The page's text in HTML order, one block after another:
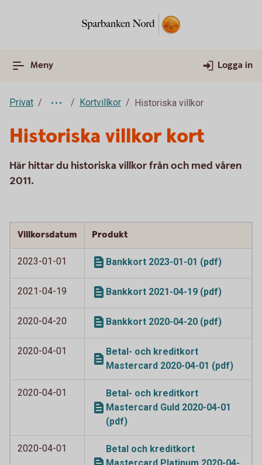
Meny Logga in
Privat Kortvillkor Historiska villkor
Historiska villkor kort
Här hittar du historiska villkor från och med våren
2011.
Villkorsdatum Produkt
2023-01-01 Bankkort 2023-01-01 (pdf)
2021-04-19 Bankkort 2021-04-19 (pdf)
2020-04-20 Bankkort 2020-04-20 (pdf)
2020-04-01
Betal- och kreditkort
Mastercard 2020-04-01 (pdf)
2020-04-01
Betal- och kreditkort
Mastercard Guld 2020-04-01
(pdf)
2020-04-01
Betal och kreditkort